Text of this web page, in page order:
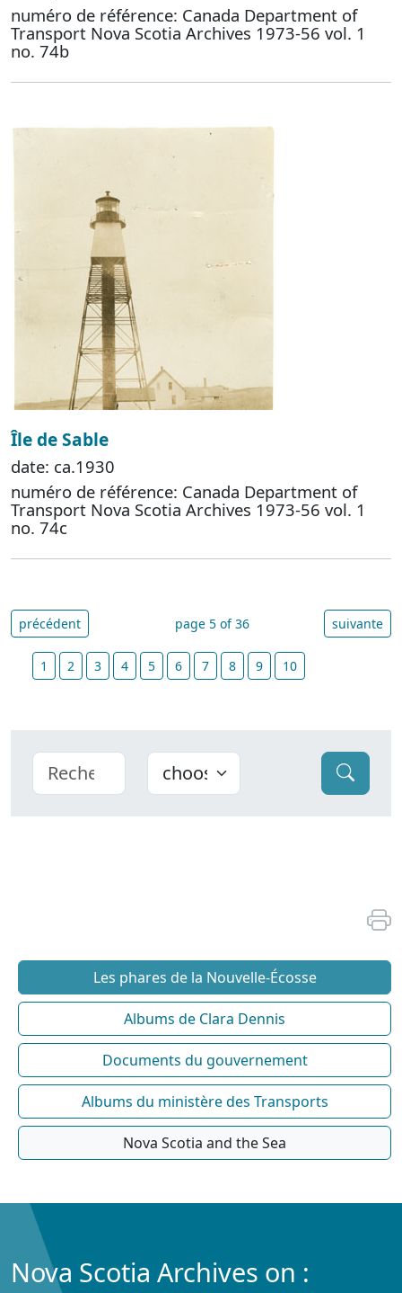
numéro de référence: Canada Department of
Transport Nova Scotia Archives 1973-56 vol. 1
no. 74b
Île de Sable
date: ca.1930
numéro de référence: Canada Department of
Transport Nova Scotia Archives 1973-56 vol. 1
no. 74c
précédent page 5 of 36 suivante
1 2 3 4 5 6 7 8 9 10
Les phares de la Nouvelle-Écosse
Albums de Clara Dennis
Documents du gouvernement
Albums du ministère des Transports
Nova Scotia and the Sea
Nova Scotia Archives on :